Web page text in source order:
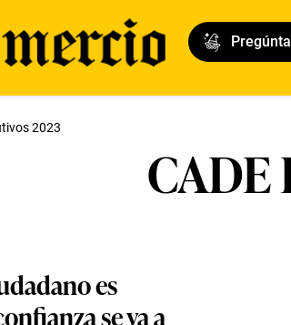
2023
CADE
es
se va a